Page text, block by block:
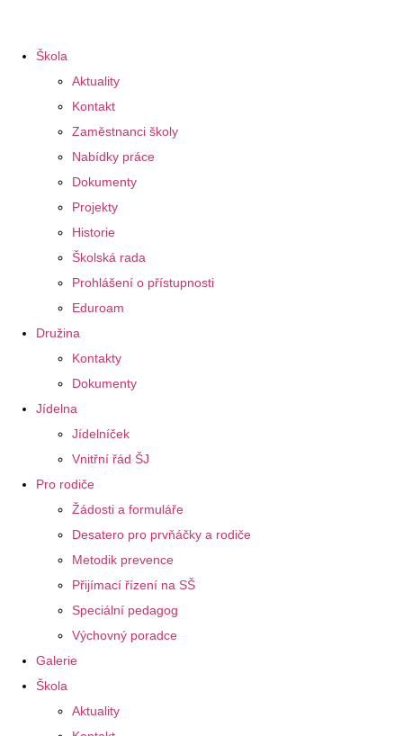
Škola
Aktuality
Kontakt
Zaměstnanci školy
Nabídky práce
Dokumenty
Projekty
Historie
Školská rada
Prohlášení o přístupnosti
Eduroam
Družina
Kontakty
Dokumenty
Jídelna
Jídelníček
Vnitřní řád ŠJ
Pro rodiče
Žádosti a formuláře
Desatero pro prvňáčky a rodiče
Metodik prevence
Přijímací řízení na SŠ
Speciální pedagog
Výchovný poradce
Galerie
Škola
Aktuality